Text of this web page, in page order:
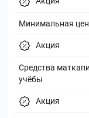
Минимальная
Акция
Средства
учёбы
Акция